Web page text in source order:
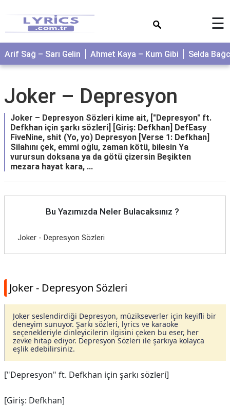
☰
Arif Sağ – Sarı Gelin Ahmet Kaya – Kum Gibi Selda
Joker – Depresyon
Joker – Depresyon Sözleri kime ait, ["Depresyon" ft.
Defkhan için şarkı sözleri] [Giriş: Defkhan] DefEasy
FiveNine, shit (Yo, yo) Depresyon [Verse 1: Defkhan]
Silahını çek, emmi oğlu, zaman kötü, bilesin Ya
vurursun doksana ya da götü çizersin Beşikten
mezara hayat kara, ...
Bu Yazımızda Neler Bulacaksınız ?
Joker - Depresyon Sözleri
Joker - Depresyon Sözleri
Joker seslendirdiği Depresyon, müzikseverler için keyifli bir
deneyim sunuyor. Şarkı sözleri, lyrics ve karaoke
seçenekleriyle dinleyicilerin ilgisini çeken bu eser, her
zevke hitap ediyor. Depresyon Sözleri ile şarkıya kolayca
eşlik edebilirsiniz.
["Depresyon" ft. Defkhan için şarkı sözleri]
[Giriş: Defkhan]